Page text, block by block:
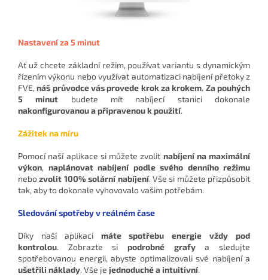
Nastavení za 5 minut
Ať už chcete základní režim, používat variantu s dynamickým
řízením výkonu nebo využívat automatizaci nabíjení přetoky z
FVE,náš průvodce vás provede krok za krokem. Za pouhých
5 minut budete mít nabíjecí stanici dokonale
nakonfigurovanou a připravenou k použití.
Zážitek na míru
Pomocí naší aplikace si můžete zvolit nabíjení na maximální
výkon, naplánovat nabíjení podle svého denního režimu
nebozvolit 100% solární nabíjení. Vše si můžete přizpůsobit
tak, aby to dokonale vyhovovalo vašim potřebám.
Sledování spotřeby v reálném čase
Díky naší aplikaci máte spotřebu energie vždy pod
kontrolou. Zobrazte si podrobné grafya sledujte
spotřebovanou energii, abyste optimalizovali své nabíjení a
ušetřili náklady. Vše je jednoduché a intuitivní.